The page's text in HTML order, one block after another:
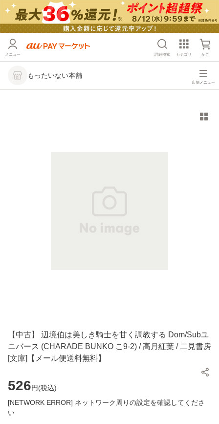
メニュー 詳細検索 カテゴリ かご
もったいない本舗
店舗メニュー
【中古】 辺境伯は美しき騎士を甘く調教する Dom/Subユ
ニバース (CHARADE BUNKO こ9-2) / 高月紅葉 / 二見書房
[文庫]【メール便送料無料】
526円(税込)
[NETWORK ERROR] ネットワーク周りの設定を確認してくださ
い